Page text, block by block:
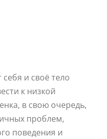
и своё тело
к низкой
в свою очередь,
проблем,
поведения и